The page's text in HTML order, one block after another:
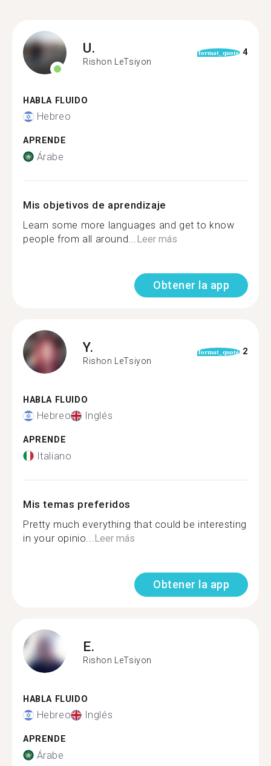
U.
Rishon LeTsiyon
format_quote 4
HABLA FLUIDO
Hebreo
APRENDE
Árabe
Mis objetivos de aprendizaje
Learn some more languages and get to know
people from all around... Leer más
Obtener la app
Y.
Rishon LeTsiyon
format_quote 2
HABLA FLUIDO
Hebreo Inglés
APRENDE
Italiano
Mis temas preferidos
Pretty much everything that could be interesting
in your opinio... Leer más
Obtener la app
E.
Rishon LeTsiyon
HABLA FLUIDO
Hebreo Inglés
APRENDE
Árabe